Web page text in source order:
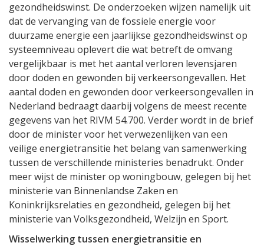
gezondheidswinst. De onderzoeken wijzen namelijk uit
dat de vervanging van de fossiele energie voor
duurzame energie een jaarlijkse gezondheidswinst op
systeemniveau oplevert die wat betreft de omvang
vergelijkbaar is met het aantal verloren levensjaren
door doden en gewonden bij verkeersongevallen. Het
aantal doden en gewonden door verkeersongevallen in
Nederland bedraagt daarbij volgens de meest recente
gegevens van het RIVM 54.700. Verder wordt in de brief
door de minister voor het verwezenlijken van een
veilige energietransitie het belang van samenwerking
tussen de verschillende ministeries benadrukt. Onder
meer wijst de minister op woningbouw, gelegen bij het
ministerie van Binnenlandse Zaken en
Koninkrijksrelaties en gezondheid, gelegen bij het
ministerie van Volksgezondheid, Welzijn en Sport.
Wisselwerking tussen energietransitie en